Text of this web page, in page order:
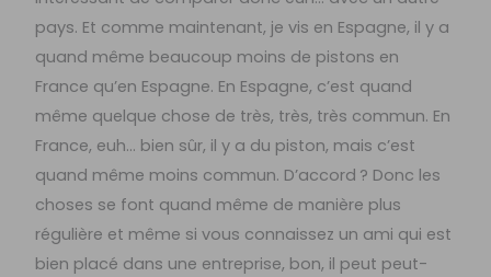
pays. Et comme maintenant, je vis en Espagne, il y a
quand même beaucoup moins de pistons en
France qu’en Espagne. En Espagne, c’est quand
même quelque chose de très, très, très commun. En
France, euh… bien sûr, il y a du piston, mais c’est
quand même moins commun. D’accord ? Donc les
choses se font quand même de manière plus
régulière et même si vous connaissez un ami qui est
bien placé dans une entreprise, bon, il peut peut-